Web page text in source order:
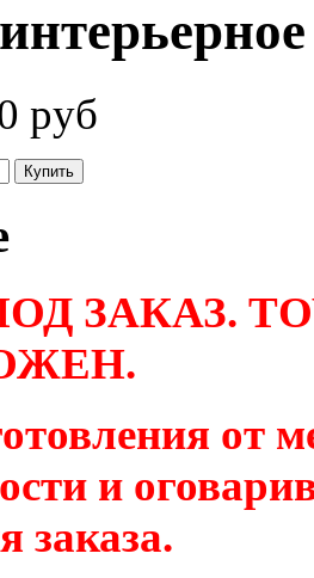
руб
ЗАКАЗ.
от
и
заказа.